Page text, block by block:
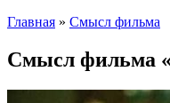
Главная » Смысл фильма
Смысл фильма